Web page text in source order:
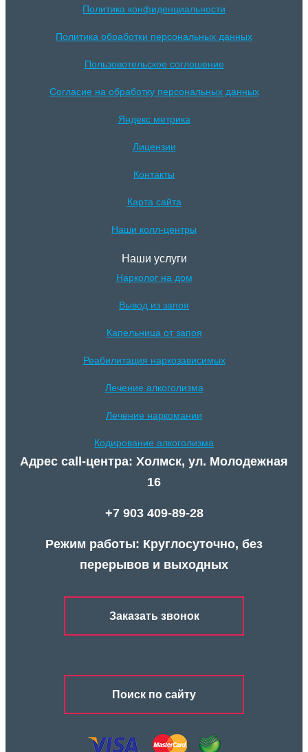
Политика конфиденциальности
Политика обработки персональных данных
Пользовотельское соглошение
Согласие на обработку персональных данных
Яндекс метрика
Лицензии
Контакты
Карта сайта
Наши колл-центры
Наши услуги
Нарколог на дом
Вывод из запоя
Капельница от запоя
Реабилитация наркозависимых
Лечение алкоголизма
Лечение наркомании
Кодирование алкоголизма
Адрес call-центра: Холмск, ул. Молодежная
16
+7 903 409-89-28
Режим работы: Круглосуточно, без
перерывов и выходных
Заказать звонок
Поиск по сайту